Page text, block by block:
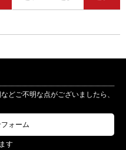
どご不明な点がございましたら、
ォーム
す